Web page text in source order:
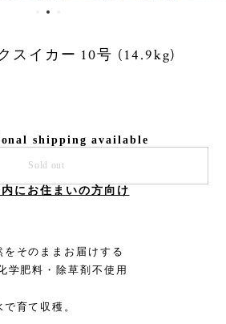
スイカー 10号 (14.9kg)
shipping available
Sold out
内にお住まいの方向け
そのままお届けする
学肥料・除草剤不使用
育て収穫。